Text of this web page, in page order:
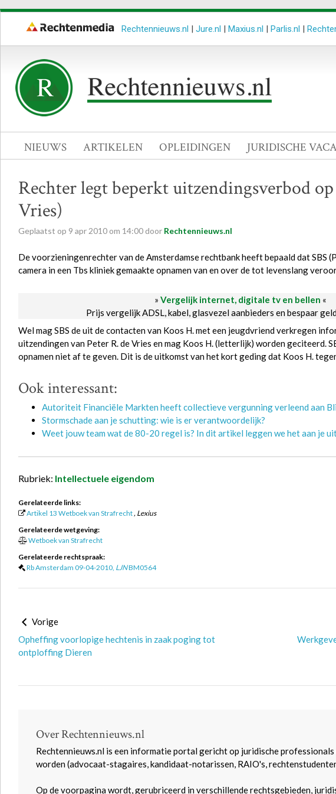
Rechtennieuws.nl | Jure.nl | Maxius.nl | Parlis.nl |
NIEUWS ARTIKELEN OPLEIDINGEN JURIDISCHE
Rechter legt beperkt uitzendingsverbod op
Vries)
Geplaatst op 9 apr 2010 om 14:00 door Rechtennieuws.nl
De voorzieningenrechter van de Amsterdamse rechtbank heeft bepaald dat SBS
camera in een Tbs kliniek gemaakte opnamen van en over de tot levenslang
» Vergelijk internet, digitale tv en bellen «
Prijs vergelijk ADSL, kabel, glasvezel aanbieders en bespaar
Wel mag SBS de uit de contacten van Koos H. met een jeugdvriend verkregen
uitzendingen van Peter R. de Vries en mag Koos H. (letterlijk) worden geciteerd.
opnamen niet af te geven. Dit is de uitkomst van het kort geding dat Koos H. tegen
Ook interessant:
Autoriteit Financiële Markten heeft collectieve vergunning verleend aan
Stormschade aan je schutting: wie is er verantwoordelijk?
Weet jouw team wat de 80-20 regel is? In dit artikel leggen we het aan je
Rubriek: Intellectuele eigendom
Gerelateerde links:
Artikel 13 Wetboek van Strafrecht, Lexius
Gerelateerde wetgeving:
Wetboek van Strafrecht
Gerelateerde rechtspraak:
Rb Amsterdam 09-04-2010, LJNBM0564
Vorige
Opheffing voorlopige hechtenis in zaak poging tot
ontploffing Dieren
Over Rechtennieuws.nl
Rechtennieuws.nl is een informatie portal gericht op juridische
worden (advocaat-stagaires, kandidaat-notarissen, RAIO's,
Op de voorpagina wordt, gerubriceerd in verschillende rechtsgebieden,